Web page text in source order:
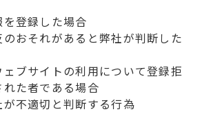
登録した場合
おそれがあると弊社が判断した
ブサイトの利用について登録拒
た者である場合
が不適切と判断する行為